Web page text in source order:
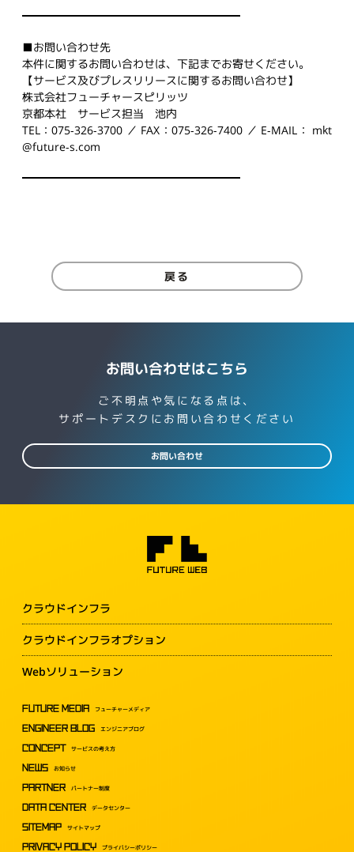
■お問い合わせ先
本件に関するお問い合わせは、下記までお寄せください。
【サービス及びプレスリリースに関するお問い合わせ】
株式会社フューチャースピリッツ
京都本社 サービス担当 池内
TEL：075-326-3700 ／ FAX：075-326-7400 ／ E-MAIL： mkt
@future-s.com
戻る
お問い合わせはこちら
ご不明点や気になる点は、
サポートデスクにお問い合わせください
お問い合わせ
クラウドインフラ
クラウドインフラオプション
Webソリューション
FUTURE MEDIA フューチャーメディア
ENGINEER BLOG エンジニアブログ
CONCEPT サービスの考え方
NEWS お知らせ
PARTNER パートナー制度
DATA CENTER データセンター
SITEMAP サイトマップ
PRIVACY POLICY プライバシーポリシー